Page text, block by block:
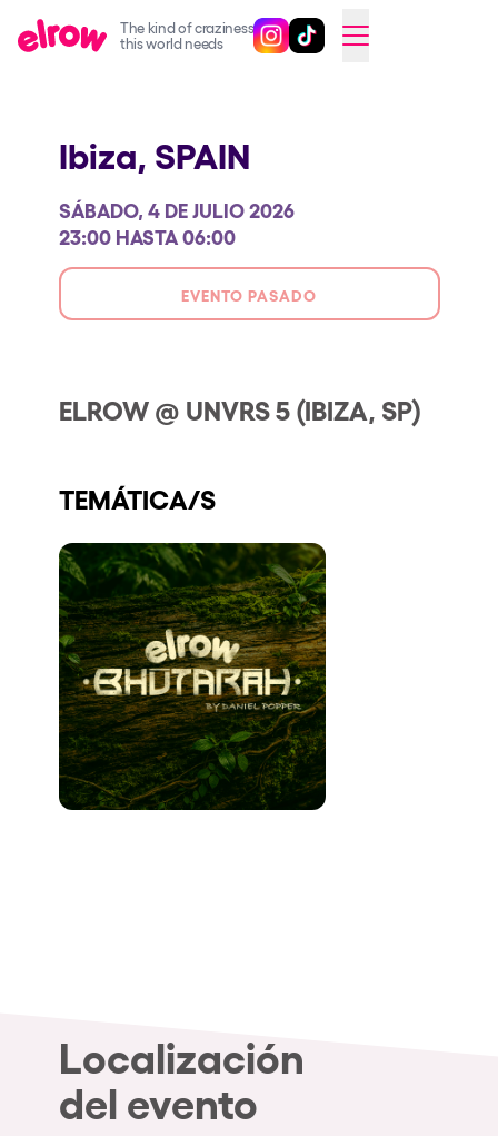
The kind of craziness
this world needs
Sigue @elrowofficial en
Sigue @elrowofficial en
SWITCH TO ENGLISH
elrow Ibiza x [UNVRS] 2026
elrow Town 2026
Snowrow Festival 2026
elrow Island 2026
elrow Shop
Our Creative World
Sostenibilidad
¿Quieres trabajar con nosotros?
elrow News
Síguenos en tiktok
Síguenos en facebook
Síguenos en instagram
Síguenos en twitter
Síguenos en linkedin
Síguenos en youtube
Política de Privacidad
Política de Cookies
Ibiza, SPAIN
SÁBADO, 4 DE JULIO 2026
23:00 HASTA 06:00
EVENTO PASADO
ELROW @ UNVRS 5 (IBIZA, SP)
TEMÁTICA/S
Localización
del evento